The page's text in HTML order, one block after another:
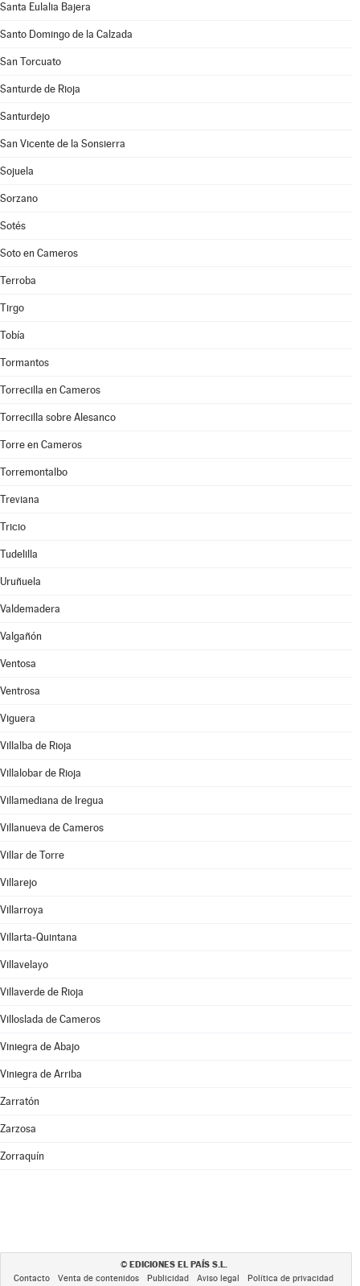
Santa Eulalia Bajera
Santo Domingo de la Calzada
San Torcuato
Santurde de Rioja
Santurdejo
San Vicente de la Sonsierra
Sojuela
Sorzano
Sotés
Soto en Cameros
Terroba
Tirgo
Tobía
Tormantos
Torrecilla en Cameros
Torrecilla sobre Alesanco
Torre en Cameros
Torremontalbo
Treviana
Tricio
Tudelilla
Uruñuela
Valdemadera
Valgañón
Ventosa
Ventrosa
Viguera
Villalba de Rioja
Villalobar de Rioja
Villamediana de Iregua
Villanueva de Cameros
Villar de Torre
Villarejo
Villarroya
Villarta-Quintana
Villavelayo
Villaverde de Rioja
Villoslada de Cameros
Viniegra de Abajo
Viniegra de Arriba
Zarratón
Zarzosa
Zorraquín
© EDICIONES EL PAÍS S.L.
Contacto Venta de contenidos Publicidad Aviso legal Política de privacidad